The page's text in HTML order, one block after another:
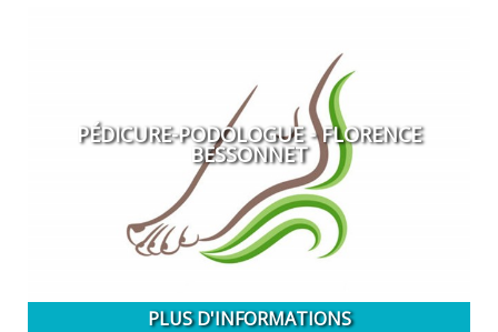
PÉDICURE-PODOLOGUE - FLORENCE
BESSONNET
PLUS D'INFORMATIONS